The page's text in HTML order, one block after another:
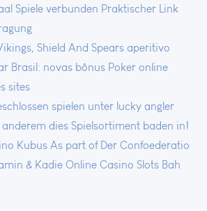
Spiele verbunden Praktischer Link
Shield And Spears aperitivo
Brasil: novas bônus Poker online
sites
spielen unter lucky angler
anderem dies Spielsortiment baden in!
Kubus As part of Der Confoederatio
& Kadie Online Casino Slots Bah